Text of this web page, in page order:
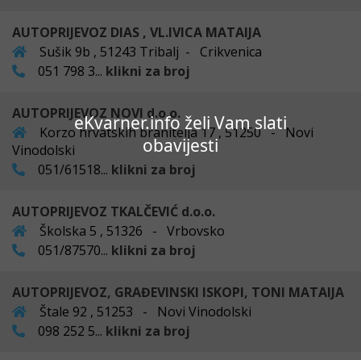
eKvarner.info želi Vam slati
obavijesti
AUTOPRIJEVOZ DIAS , VL.IVICA MATAIJA
Sušik 9b , 51243 Tribalj - Crikvenica
051 798 3... klikni za broj
AUTOPRIJEVOZ NOVI d.o.o.
Korzo hrvatskih branitelja 17 , 51250 - Novi
Vinodolski
051/61518... klikni za broj
AUTOPRIJEVOZ TKALČEVIĆ d.o.o.
Školska 5 , 51326 - Vrbovsko
051/87570... klikni za broj
AUTOPRIJEVOZ, GRAĐEVINSKI ISKOPI, TONI MATAIJA
Štale 92 , 51253 - Novi Vinodolski
098 252 5... klikni za broj